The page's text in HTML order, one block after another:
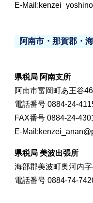
E-
阿南市・那賀郡・
県税局 阿南支所
阿南市富岡町あ王谷46
電話番号 0884-24-
FAX番号 0884-24-
E-
県税局 美波出張所
海部郡美波町奥河内
電話番号 0884-74-